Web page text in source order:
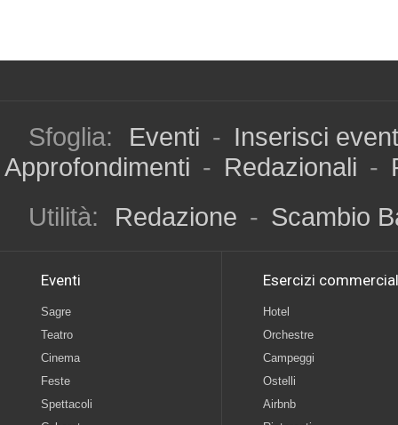
Sfoglia: Eventi - Inserisci
Approfondimenti - Redazionali -
Utilità:
Redazione - Scambio
Eventi
Sagre
Teatro
Cinema
Feste
Spettacoli
Esercizi
Hotel
Orchestre
Campeggi
Ostelli
Airbnb